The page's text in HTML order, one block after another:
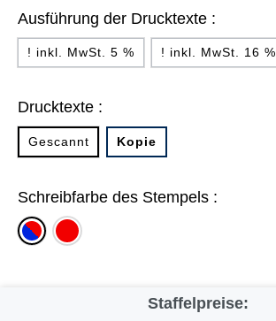
Ausführung der Drucktexte :
! inkl. MwSt. 5 % ! inkl. MwSt. 16 %
Drucktexte :
Gescannt Kopie
Schreibfarbe des Stempels :
blau/rot
rot
Staffelpreise: